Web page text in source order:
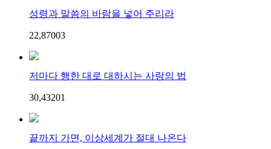
성령과 말씀의 바람을 넣어 주리라
22,87003
저마다 행한 대로 대하시는 사랑의 법
30,43201
끝까지 가면, 이상세계가 절대 나온다